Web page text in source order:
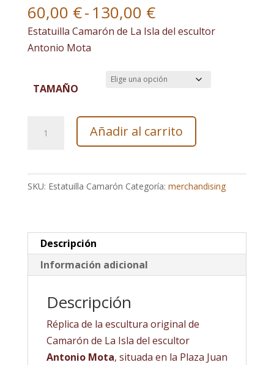
60,00 €-130,00 €Rango
de
60,00 €
130,00 €
Estatuilla Camarón de La Isla del escultor
Antonio Mota
TAMAÑO
Camarón
La
Isla
Antonio
Mota
cantidad
Añadir al carrito
SKU: Estatuilla Camarón Categoría: merchandising
Descripción
Información adicional
Descripción
Réplica de la escultura original de
Camarón de La Isla del escultor
Antonio Mota, situada en la Plaza Juan